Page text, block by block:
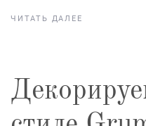
ЧИТАТЬ ДАЛЕЕ